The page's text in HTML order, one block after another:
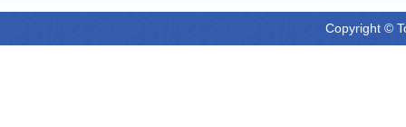
Copyright ©